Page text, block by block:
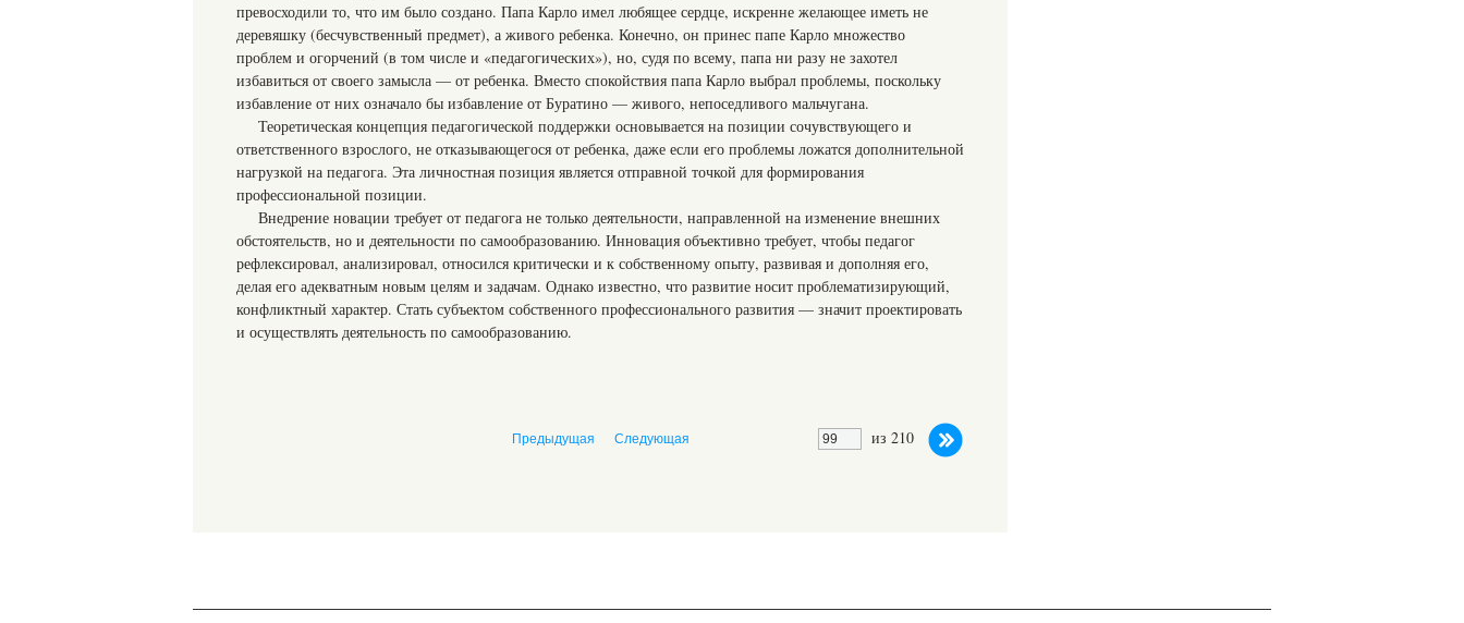
превосходили то, что им было создано. Папа Карло имел любящее сердце, искренне желающее иметь не
деревяшку (бесчувственный предмет), а живого ребенка. Конечно, он принес папе Карло множество
проблем и огорчений (в том числе и «педагогических»), но, судя по всему, папа ни разу не захотел
избавиться от своего замысла — от ребенка. Вместо спокойствия папа Карло выбрал проблемы, поскольку
избавление от них означало бы избавление от Буратино — живого, непоседливого мальчугана.
Теоретическая концепция педагогической поддержки основывается на позиции сочувствующего и
ответственного взрослого, не отказывающегося от ребенка, даже если его проблемы ложатся дополнительной
нагрузкой на педагога. Эта личностная позиция является отправной точкой для формирования
профессиональной позиции.
Внедрение новации требует от педагога не только деятельности, направленной на изменение внешних
обстоятельств, но и деятельности по самообразованию. Инновация объективно требует, чтобы педагог
рефлексировал, анализировал, относился критически и к собственному опыту, развивая и дополняя его,
делая его адекватным новым целям и задачам. Однако известно, что развитие носит проблематизирующий,
конфликтный характер. Стать субъектом собственного профессионального развития — значит проектировать
и осуществлять деятельность по самообразованию.
из 210
Предыдущая Следующая